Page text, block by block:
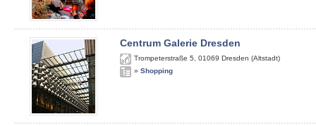
Centrum Galerie Dresden
Trompeterstraße 5 01069 Dresden (Altstadt)
» Shopping